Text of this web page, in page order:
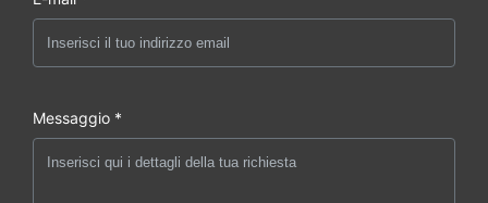
Messaggio *